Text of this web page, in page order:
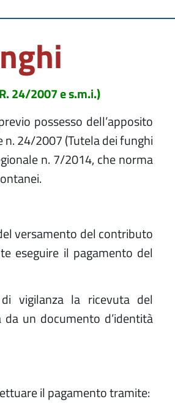
24/2007 e s.m.i.)
possesso dell’apposito
24/2007 (Tutela dei funghi
n. 7/2014, che norma
versamento del contributo
eseguire il pagamento del
vigilanza la ricevuta del
un documento d’identità
il pagamento tramite: